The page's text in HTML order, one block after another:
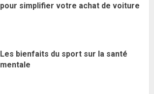
pour simplifier votre achat de voiture
Les bienfaits du sport sur la santé
mentale